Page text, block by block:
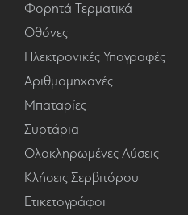
Φορητά Τερματικά
Οθόνες
Ηλεκτρονικές Υπογραφές
Αριθμομηχανές
Μπαταρίες
Συρτάρια
Ολοκληρωμένες Λύσεις
Κλήσεις Σερβιτόρου
Ετικετογράφοι